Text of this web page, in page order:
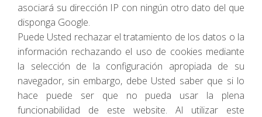
asociará su dirección IP con ningún otro dato del que
disponga Google.
Puede Usted rechazar el tratamiento de los datos o la
información rechazando el uso de cookies mediante
la selección de la configuración apropiada de su
navegador, sin embargo, debe Usted saber que si lo
hace puede ser que no pueda usar la plena
funcionabilidad de este website. Al utilizar este